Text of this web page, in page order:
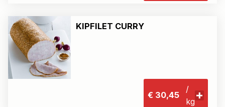
KIPFILET CURRY
€ 30,45
/
kg